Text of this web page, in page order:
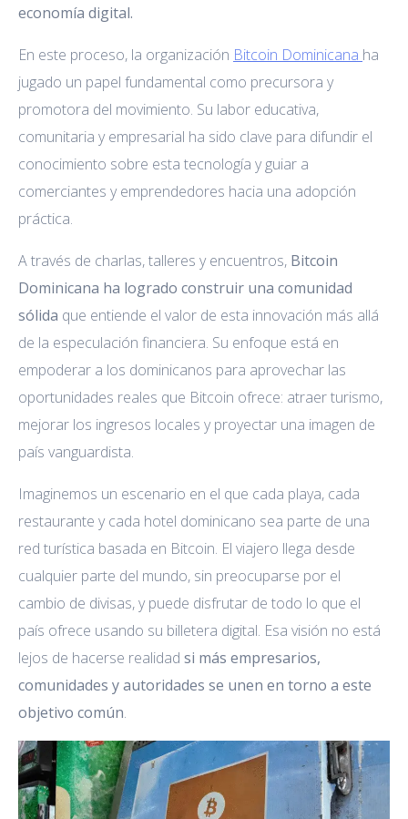
economía digital.
En este proceso, la organización Bitcoin Dominicana ha
jugado un papel fundamental como precursora y
promotora del movimiento. Su labor educativa,
comunitaria y empresarial ha sido clave para difundir el
conocimiento sobre esta tecnología y guiar a
comerciantes y emprendedores hacia una adopción
práctica.
A través de charlas, talleres y encuentros, Bitcoin
Dominicana ha logrado construir una comunidad
sólida que entiende el valor de esta innovación más allá
de la especulación financiera. Su enfoque está en
empoderar a los dominicanos para aprovechar las
oportunidades reales que Bitcoin ofrece: atraer turismo,
mejorar los ingresos locales y proyectar una imagen de
país vanguardista.
Imaginemos un escenario en el que cada playa, cada
restaurante y cada hotel dominicano sea parte de una
red turística basada en Bitcoin. El viajero llega desde
cualquier parte del mundo, sin preocuparse por el
cambio de divisas, y puede disfrutar de todo lo que el
país ofrece usando su billetera digital. Esa visión no está
lejos de hacerse realidad si más empresarios,
comunidades y autoridades se unen en torno a este
objetivo común.